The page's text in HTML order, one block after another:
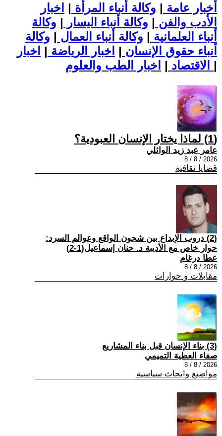
أخبار عامة | وكالة أنباء المرأة | اخبار
الأدب والفن | وكالة أنباء اليسار | وكالة
أنباء العلمانية | وكالة أنباء العمال | وكالة
أنباء حقوق الإنسان | اخبار الرياضة | اخبار
الاقتصاد | |
(1) لماذا يختار الإنسان العبودية؟
عامر عبد زيد الوائلي
2026 / 8 / 8
قضايا ثقافية
(2) دروب الإبداع بين شجون الواقع وعوالم السرد:
حوار خاص مع الأديبة د. حنان إسماعيل(1-2)
عطا درغام
2026 / 8 / 8
مقابلات و حوارات
(3) بناء الإنسان قبل بناء المشاريع
صفاء العطية التميمي
2026 / 8 / 8
مواضيع وابحاث سياسية